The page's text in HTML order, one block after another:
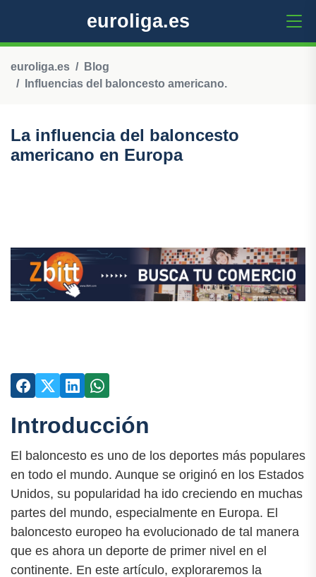
euroliga.es
euroliga.es
Blog
Influencias del baloncesto americano.
La influencia del baloncesto
americano en Europa
Introducción
El baloncesto es uno de los deportes más populares
en todo el mundo. Aunque se originó en los Estados
Unidos, su popularidad ha ido creciendo en muchas
partes del mundo, especialmente en Europa. El
baloncesto europeo ha evolucionado de tal manera
que es ahora un deporte de primer nivel en el
continente. En este artículo, exploraremos la